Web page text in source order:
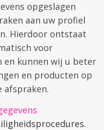
opgeslagen
aan uw profiel
Hierdoor ontstaat
voor
kunnen wij u beter
en producten op
afspraken.